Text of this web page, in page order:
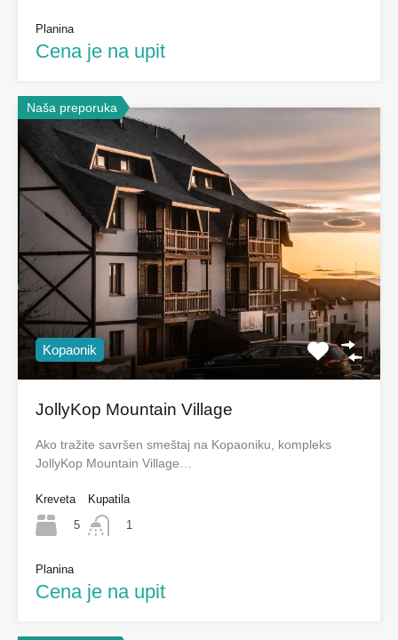
Planina
Cena je na upit
Naša preporuka
Kopaonik
JollyKop Mountain Village
Ako tražite savršen smeštaj na Kopaoniku, kompleks
JollyKop Mountain Village…
Kreveta
5
Kupatila
1
Planina
Cena je na upit